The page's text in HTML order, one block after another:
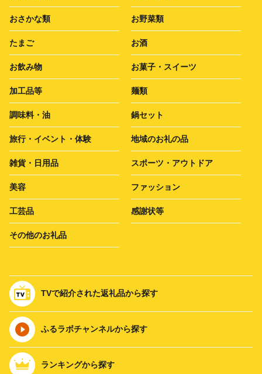
おさかな類 お野菜類
たまご お酒
お飲み物 お菓子・スイーツ
加工品等 麺類
調味料・油 鍋セット
旅行・イベント・体験 地域のお礼の品
雑貨・日用品 スポーツ・アウトドア
美容 ファッション
工芸品 感謝状等
その他のお礼品
TVで紹介された返礼品から探す
ふるラボチャンネルから探す
ランキングから探す